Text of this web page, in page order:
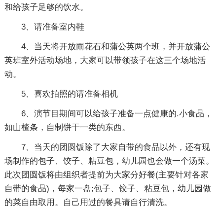
和给孩子足够的饮水。
3、请准备室内鞋
4、当天将开放雨花石和蒲公英两个班，并开放蒲公
英班室外活动场地，大家可以带领孩子在这三个场地活
动。
5、喜欢拍照的请准备相机
6、演节目期间可以给孩子准备一点健康的.小食品，
如山楂条，自制饼干一类的东西。
7、当天的团圆饭除了大家自带的食品以外，还有现
场制作的包子、饺子、粘豆包，幼儿园也会做一个汤菜。
此次团圆饭将由组织者提前为大家分好餐(主要针对各家
自带的食品)，每家一盘;包子、饺子、粘豆包，幼儿园做
的菜自由取用。自己用过的餐具请自行清洗。